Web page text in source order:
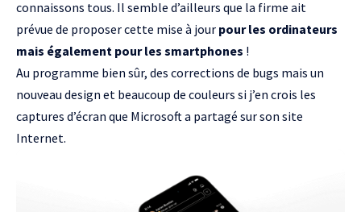
connaissons tous. Il semble d’ailleurs que la firme ait
prévue de proposer cette mise à jour pour les ordinateurs
mais également pour les smartphones !
Au programme bien sûr, des corrections de bugs mais un
nouveau design et beaucoup de couleurs si j’en crois les
captures d’écran que Microsoft a partagé sur son site
Internet.